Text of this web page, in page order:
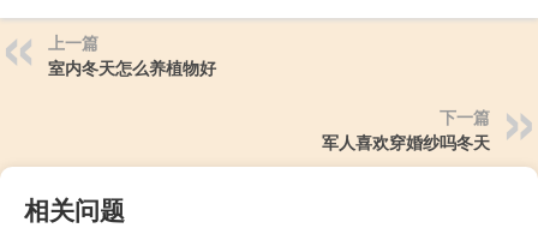
上一篇
室内冬天怎么养植物好
下一篇
军人喜欢穿婚纱吗冬天
相关问题